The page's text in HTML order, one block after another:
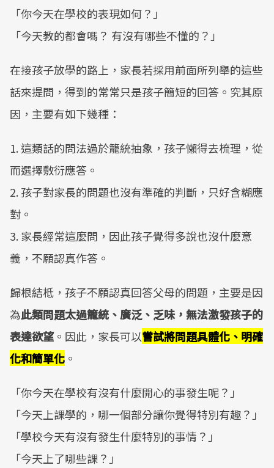
「你今天在學校的表現如何？」
「今天教的都會嗎？ 有沒有哪些不懂的？」
在接孩子放學的路上，家長若採用前面所列舉的這些
話來提問，得到的常常只是孩子簡短的回答。究其原
因，主要有如下幾種：
1. 這類話的問法過於籠統抽象，孩子懶得去梳理，從
而選擇敷衍應答。
2. 孩子對家長的問題也沒有準確的判斷，只好含糊應
對。
3. 家長經常這麼問，因此孩子覺得多說也沒什麼意
義，不願認真作答。
歸根結柢，孩子不願認真回答父母的問題，主要是因
為此類問題太過籠統、廣泛、乏味，無法激發孩子的
表達欲望。因此，家長可以嘗試將問題具體化、明確
化和簡單化 。
「你今天在學校有沒有什麼開心的事發生呢？」
「今天上課學的，哪一個部分讓你覺得特別有趣？」
「學校今天有沒有發生什麼特別的事情？」
「今天上了哪些課？」